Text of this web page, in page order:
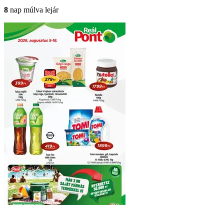
8 nap múlva lejár